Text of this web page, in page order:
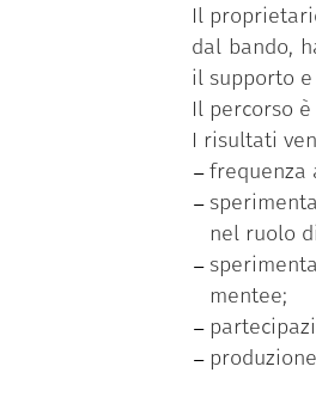
Il
dal bando,
il supporto
Il percorso
I risultati
frequenza
nel ruolo
mentee;